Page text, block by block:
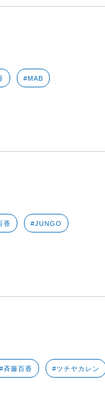
#MAB
香 #JUNGO
#斉藤百香 #ツチヤカレン